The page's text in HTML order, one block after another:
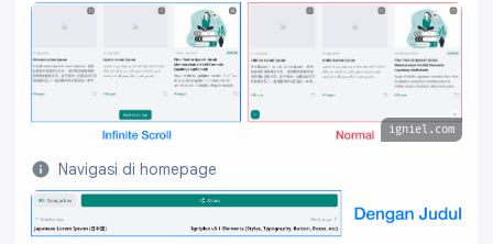
Navigasi di homepage
igniel.com